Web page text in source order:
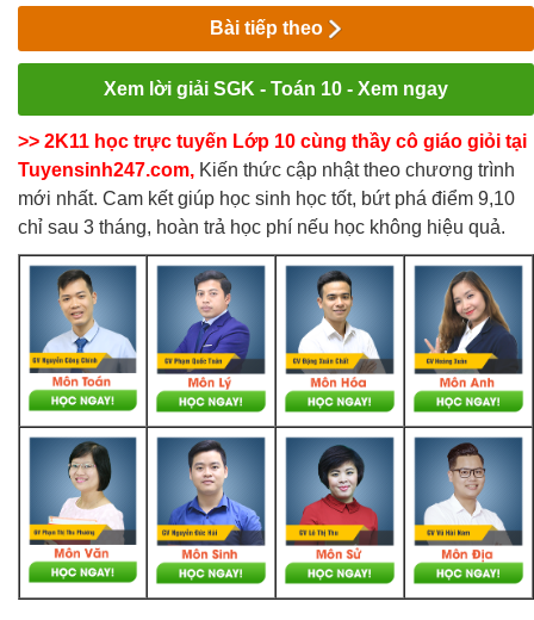
Bài tiếp theo
Xem lời giải SGK - Toán 10 - Xem ngay
>> 2K11 học trực tuyến Lớp 10 cùng thầy cô giáo giỏi tại
Tuyensinh247.com, Kiến thức cập nhật theo chương trình
mới nhất. Cam kết giúp học sinh học tốt, bứt phá điểm 9,10
chỉ sau 3 tháng, hoàn trả học phí nếu học không hiệu quả.